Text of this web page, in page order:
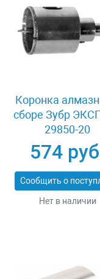
Коронка
сборе Зубр
29850-20
574
Нет в наличии